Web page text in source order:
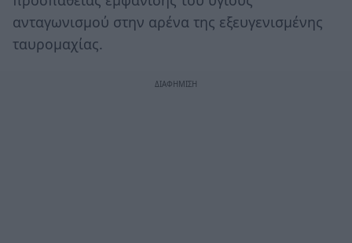
ανταγωνισμού στην αρένα της εξευγενισμένης
ταυρομαχίας.